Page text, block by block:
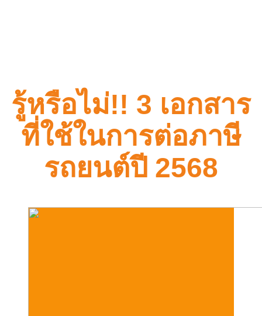
รู้หรือไม่!! 3 เอกสาร
ที่ใช้ในการต่อภาษี
รถยนต์ปี 2568